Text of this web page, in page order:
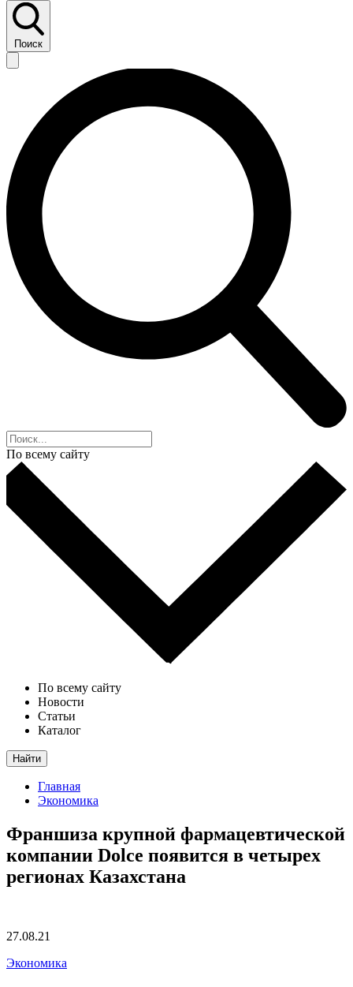
Поиск
По всему сайту
По всему сайту
Новости
Статьи
Каталог
Найти
Главная
Экономика
Франшиза крупной фармацевтической
компании Dolce появится в четырех
регионах Казахстана
27.08.21
Экономика